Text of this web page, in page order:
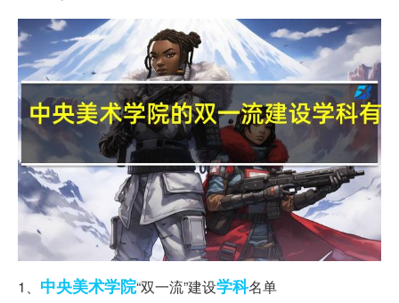
1、 中央美术学院“双一流”建设学科名单